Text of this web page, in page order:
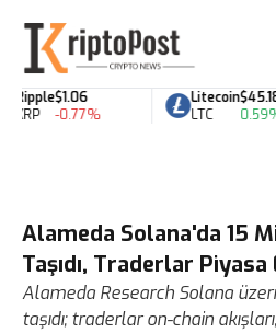
Ripple
XRP
$1.06
-0.77%
Litecoin
LTC
$45.18
0.59%
Alameda Solana'da 15
Taşıdı, Traderlar
Alameda Research Solana
taşıdı; traderlar on-chain